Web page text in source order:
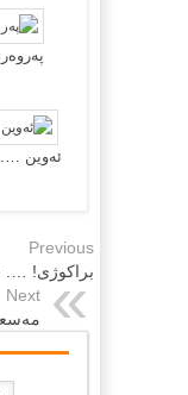
ئەوین
Previous
براکوژی! ….
Next